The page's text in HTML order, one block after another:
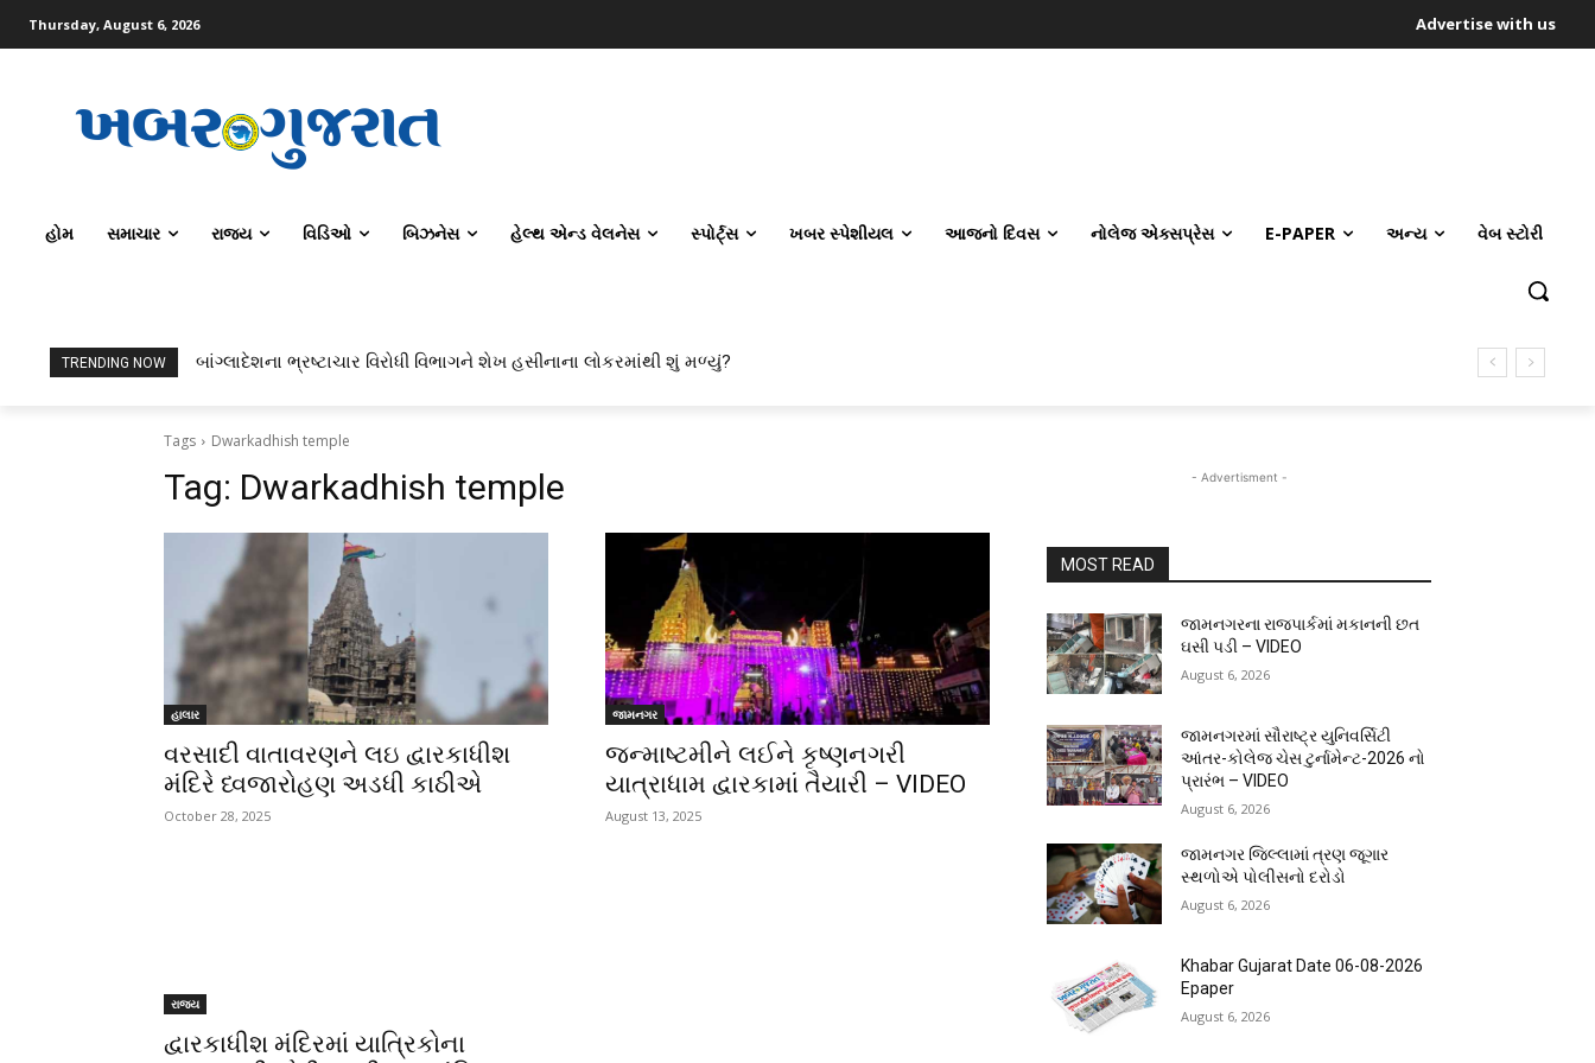
Thursday, August 6, 2026 Advertise with us
હોમ સમાચાર રાજ્ય વિડિઓ બિઝનેસ હેલ્થ એન્ડ વેલનેસ સ્પોર્ટ્સ ખબર સ્પેશીયલ આજનો દિવસ નોલેજ એક્સપ્રેસ E-PAPER અન્ય વેબ સ્ટોરી
TRENDING NOW બાંગ્લાદેશના ભ્રષ્ટાચાર વિરોધી વિભાગને શેખ હસીનાના લોકરમાંથી શું મળ્યું?
Tags Dwarkadhish temple
Tag: Dwarkadhish temple
હાલાર
વરસાદી વાતાવરણને લઇ દ્વારકાધીશ
મંદિરે ધ્વજારોહણ અડધી કાઠીએ
October 28, 2025
જામનગર
જન્માષ્ટમીને લઈને કૃષ્ણનગરી
યાત્રાધામ દ્વારકામાં તૈયારી – VIDEO
August 13, 2025
રાજ્ય
દ્વારકાધીશ મંદિરમાં યાત્રિકોના
- Advertisment -
MOST READ
જામનગરના રાજપાર્કમાં મકાનની છત
ઘસી પડી – VIDEO
August 6, 2026
જામનગરમાં સૌરાષ્ટ્ર યુનિવર્સિટી
આંતર-કોલેજ ચેસ ટુર્નામેન્ટ-2026 નો
પ્રારંભ – VIDEO
August 6, 2026
જામનગર જિલ્લામાં ત્રણ જૂગાર
સ્થળોએ પોલીસનો દરોડો
August 6, 2026
Khabar Gujarat Date 06-08-2026
Epaper
August 6, 2026